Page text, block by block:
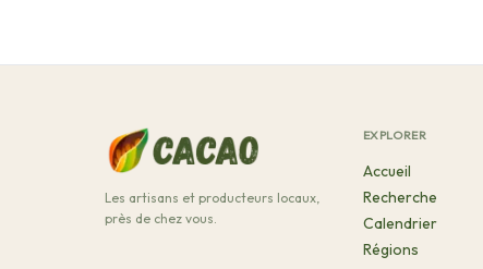
Les artisans et producteurs locaux,
près de chez vous.
EXPLORER
Accueil
Recherche
Calendrier
Régions